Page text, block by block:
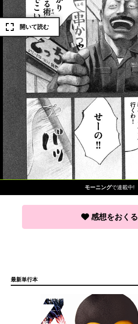
モーニングで連載中!
感想をおくる
最新単行本